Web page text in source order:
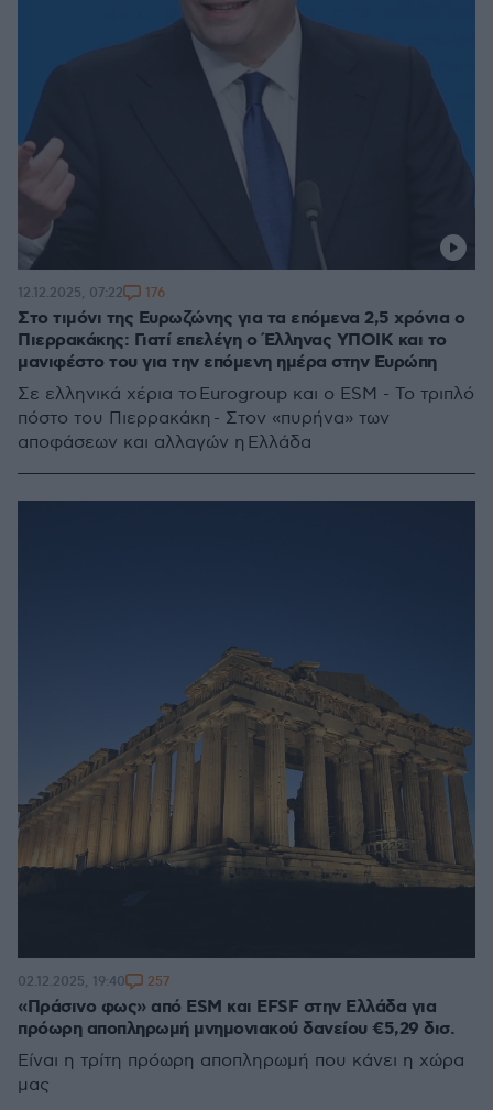
Στο τιμόνι της Ευρωζώνης για τα επόμενα 2,5 χρόνια ο
Πιερρακάκης: Γιατί επελέγη ο Έλληνας ΥΠΟΙΚ και το
μανιφέστο του για την επόμενη ημέρα στην Ευρώπη
Σε ελληνικά χέρια το Eurogroup και ο ESM - Το τριπλό
πόστο του Πιερρακάκη - Στον «πυρήνα» των
αποφάσεων και αλλαγών η Ελλάδα
12.12.2025, 07:22 176
«Πράσινο φως» από ESM και EFSF στην Ελλάδα για
πρόωρη αποπληρωμή μνημονιακού δανείου €5,29 δισ.
Είναι η τρίτη πρόωρη αποπληρωμή που κάνει η χώρα
μας
02.12.2025, 19:40 257